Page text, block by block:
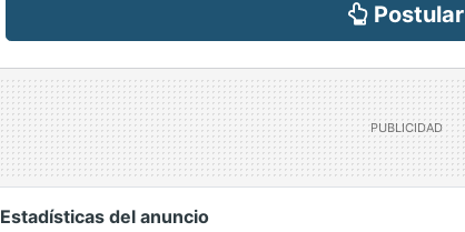
Postular
Estadísticas del anuncio